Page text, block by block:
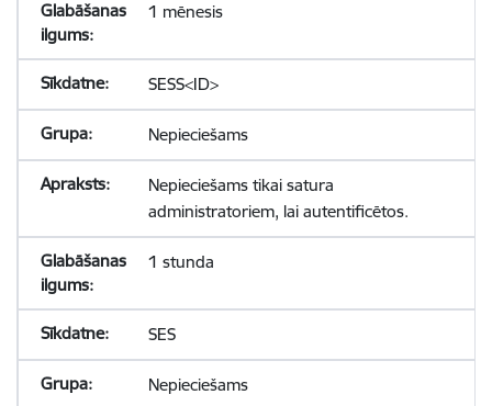
1 mēnesis
SESS<ID>
Nepieciešams
Nepieciešams tikai satura
administratoriem, lai autentificētos.
1 stunda
SES
Nepieciešams